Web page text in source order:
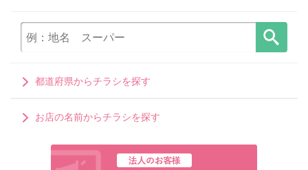
都道府県からチラシを探す
お店の名前からチラシを探す